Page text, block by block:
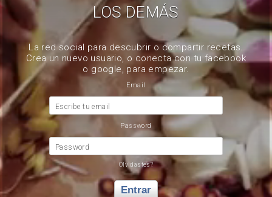
LOS DEMÁS
La red social para descubrir o compartir recetas.
Crea un nuevo usuario, o conecta con tu facebook
o google, para empezar.
Email
Escribe tu email
Password
Password
Olvidastes?
Entrar